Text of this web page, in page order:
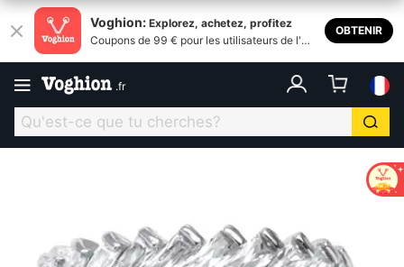
Voghion: Explorez, achetez, profitez
Coupons de 99 € pour les utilisateurs de l'ap
OBTENIR
.fr